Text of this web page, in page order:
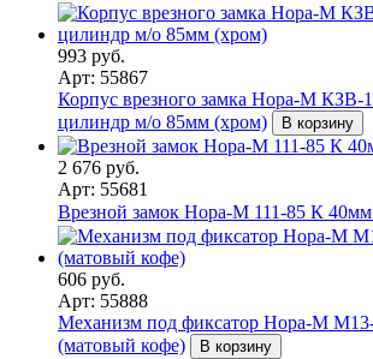
993 руб.
Арт: 55867
Корпус врезного замка Нора-М КЗВ-
цилиндр м/о 85мм (хром)
В корзину
2 676 руб.
Арт: 55681
Врезной замок Нора-М 111-85 К
606 руб.
Арт: 55888
Механизм под фиксатор Нора-М
(матовый кофе)
В корзину